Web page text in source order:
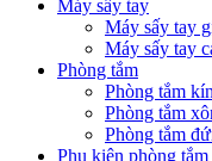
Máy sấy tay
Máy sấy tay
Máy sấy tay
Phòng tắm
Phòng tắm
Phòng tắm
Phòng tắm
Phụ kiện phòng tắm